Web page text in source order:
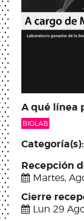
A qué línea
BIOLAB
Categoría(s):
Recepción
Martes,
Cierre
Lun 29